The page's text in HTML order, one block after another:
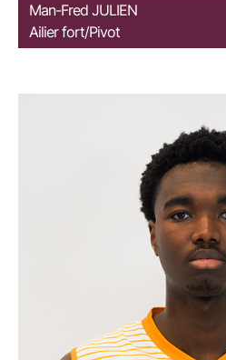
Man-Fred JULIEN
Ailier fort/Pivot